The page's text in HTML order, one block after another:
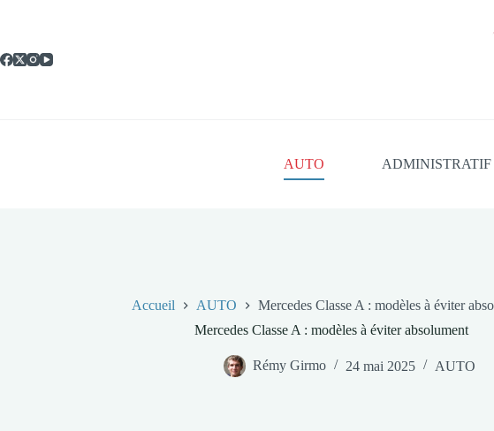
AUTO ADMINISTRATIF
Accueil AUTO
Mercedes Classe A : modèles à éviter
Mercedes Classe A : modèles à éviter absolument
Rémy Girmo 24 mai 2025 AUTO